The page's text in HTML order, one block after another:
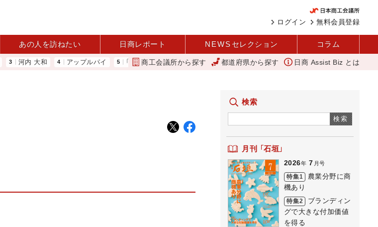
無料会員登録
ログイン
あの人を訪ねたい 日商レポート NEWS セレクション コラム
河内 大和 アップルパイ 「あったらいいね」を商品化 視点を変えて壁を越える女性経営者 西谷 11月4日に「
商工会議所から探す 都道府県から探す 日商 Assist Biz とは
検索
検索
月刊 「石垣」
2026年 7 月号
特集1
農業分野に商
機あり
特集2
ブランディン
グで大きな付加価値
を得る